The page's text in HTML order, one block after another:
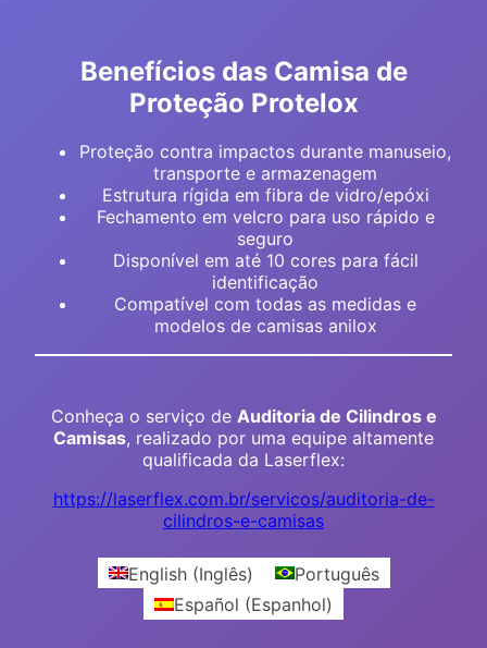
Benefícios das Camisa de
Proteção Protelox
Proteção contra impactos durante manuseio,
transporte e armazenagem
Estrutura rígida em fibra de vidro/epóxi
Fechamento em velcro para uso rápido e
seguro
Disponível em até 10 cores para fácil
identificação
Compatível com todas as medidas e
modelos de camisas anilox
Conheça o serviço de Auditoria de Cilindros e
Camisas, realizado por uma equipe altamente
qualificada da Laserflex:
https://laserflex.com.br/servicos/auditoria-de-
cilindros-e-camisas
English(Inglês)
Português
Español (Espanhol)